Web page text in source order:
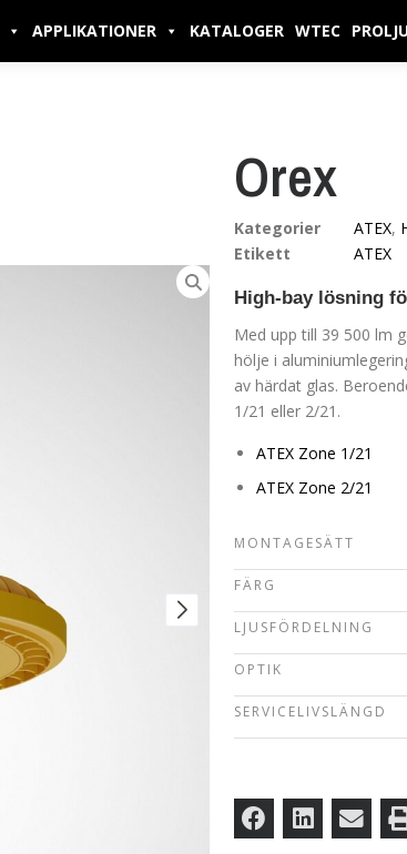
APPLIKATIONER KATALOGER WTEC
Orex
Kategorier ATEX,
Etikett
ATEX
High-bay lösning
Med upp till 39 500 lm
hölje i
av härdat glas.
1/21 eller 2/21.
ATEX Zone 1/21
ATEX Zone 2/21
MONTAGESÄTT
FÄRG
LJUSFÖRDELNING
OPTIK
SERVICELIVSLÄNGD